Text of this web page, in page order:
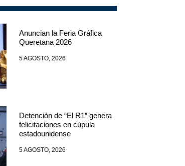
Anuncian la Feria Gráfica
Queretana 2026
5 AGOSTO, 2026
Detención de “El R1” genera
felicitaciones en cúpula
estadounidense
5 AGOSTO, 2026